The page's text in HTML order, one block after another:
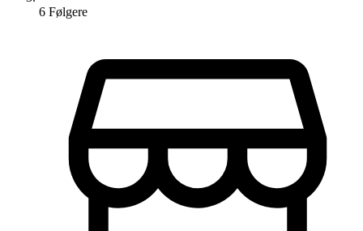
6 Følgere